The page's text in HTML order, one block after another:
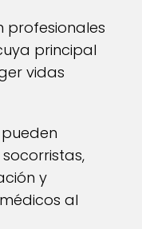
profesionales
principal
vidas
y
al